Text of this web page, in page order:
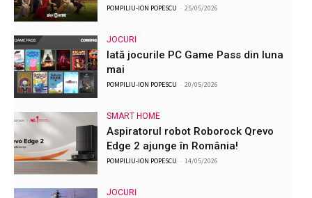
POMPILIU-ION POPESCU - 25/05/2026
JOCURI
Iată jocurile PC Game Pass din luna
mai
POMPILIU-ION POPESCU - 20/05/2026
SMART HOME
Aspiratorul robot Roborock Qrevo
Edge 2 ajunge în România!
POMPILIU-ION POPESCU - 14/05/2026
JOCURI